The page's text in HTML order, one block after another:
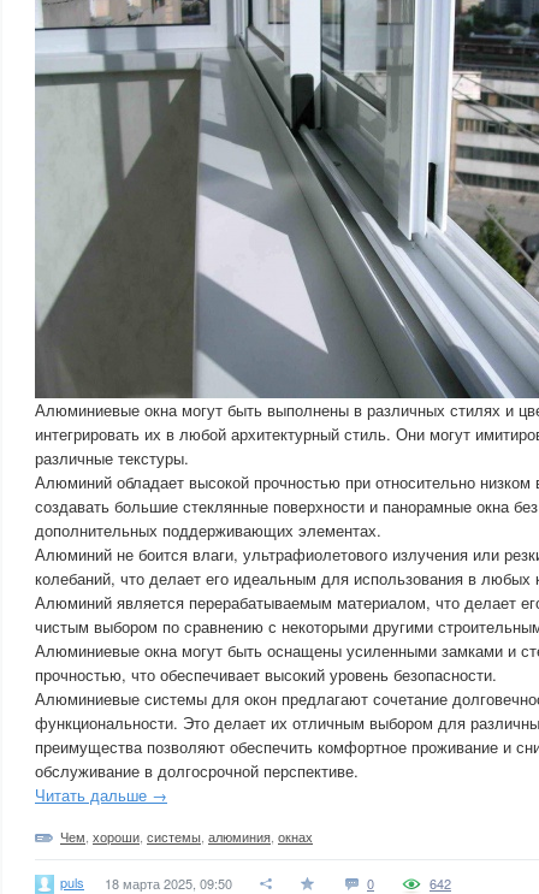
Алюминиевые окна могут быть выполнены в различных стилях и
интегрировать их в любой архитектурный стиль. Они могут
различные текстуры.
Алюминий обладает высокой прочностью при относительно низком
создавать большие стеклянные поверхности и панорамные окна
дополнительных поддерживающих элементах.
Алюминий не боится влаги, ультрафиолетового излучения или
колебаний, что делает его идеальным для использования в любых
Алюминий является перерабатываемым материалом, что делает
чистым выбором по сравнению с некоторыми другими
Алюминиевые окна могут быть оснащены усиленными замками и
прочностью, что обеспечивает высокий уровень безопасности.
Алюминиевые системы для окон предлагают сочетание
функциональности. Это делает их отличным выбором для
преимущества позволяют обеспечить комфортное проживание и
обслуживание в долгосрочной перспективе.
Читать дальше →
Чем хороши системы алюминия окнах
puls 18 марта 2025, 09:50 0 642